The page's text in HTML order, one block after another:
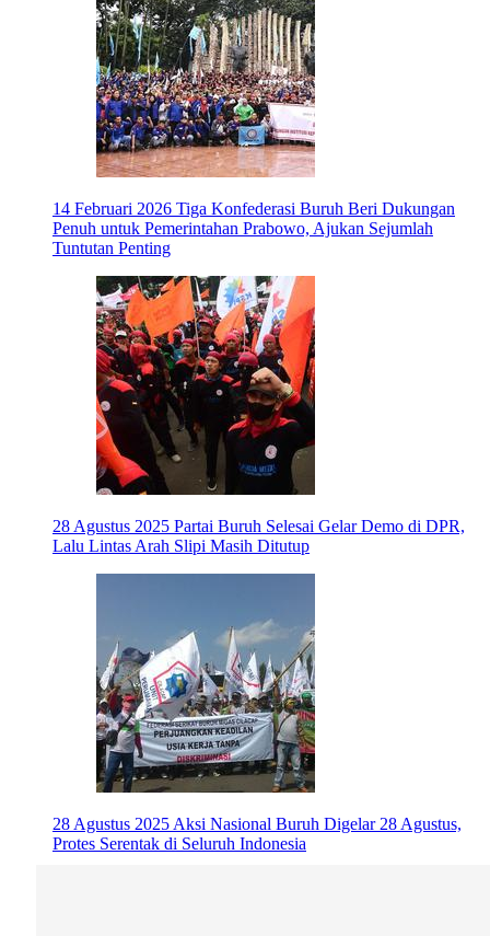
14 Februari 2026 Tiga Konfederasi Buruh Beri Dukungan
Penuh untuk Pemerintahan Prabowo, Ajukan Sejumlah
Tuntutan Penting
28 Agustus 2025 Partai Buruh Selesai Gelar Demo di DPR,
Lalu Lintas Arah Slipi Masih Ditutup
28 Agustus 2025 Aksi Nasional Buruh Digelar 28 Agustus,
Protes Serentak di Seluruh Indonesia